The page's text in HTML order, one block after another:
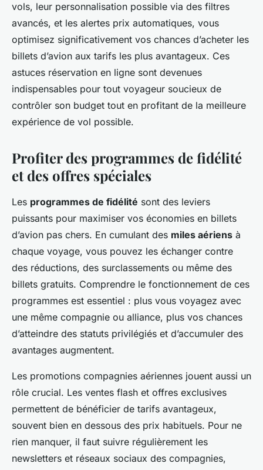
vols, leur personnalisation possible via des filtres
avancés, et les alertes prix automatiques, vous
optimisez significativement vos chances d’acheter les
billets d’avion aux tarifs les plus avantageux. Ces
astuces réservation en ligne sont devenues
indispensables pour tout voyageur soucieux de
contrôler son budget tout en profitant de la meilleure
expérience de vol possible.
Profiter des programmes de fidélité
et des offres spéciales
Les programmes de fidélité sont des leviers
puissants pour maximiser vos économies en billets
d’avion pas chers. En cumulant des miles aériens à
chaque voyage, vous pouvez les échanger contre
des réductions, des surclassements ou même des
billets gratuits. Comprendre le fonctionnement de ces
programmes est essentiel : plus vous voyagez avec
une même compagnie ou alliance, plus vos chances
d’atteindre des statuts privilégiés et d’accumuler des
avantages augmentent.
Les promotions compagnies aériennes jouent aussi un
rôle crucial. Les ventes flash et offres exclusives
permettent de bénéficier de tarifs avantageux,
souvent bien en dessous des prix habituels. Pour ne
rien manquer, il faut suivre régulièrement les
newsletters et réseaux sociaux des compagnies,